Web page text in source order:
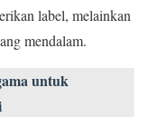
label, melainkan
mendalam.
untuk